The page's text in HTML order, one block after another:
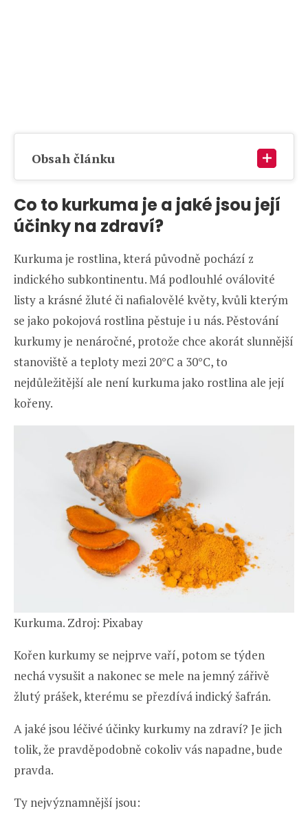
Obsah článku
Co to kurkuma je a jaké jsou její
účinky na zdraví?
Kurkuma je rostlina, která původně pochází z
indického subkontinentu. Má podlouhlé oválovité
listy a krásné žluté či nafialovělé květy, kvůli kterým
se jako pokojová rostlina pěstuje i u nás. Pěstování
kurkumy je nenáročné, protože chce akorát slunnější
stanoviště a teploty mezi 20°C a 30°C, to
nejdůležitější ale není kurkuma jako rostlina ale její
kořeny.
Kurkuma. Zdroj: Pixabay
Kořen kurkumy se nejprve vaří, potom se týden
nechá vysušit a nakonec se mele na jemný zářivě
žlutý prášek, kterému se přezdívá indický šafrán.
A jaké jsou léčivé účinky kurkumy na zdraví? Je jich
tolik, že pravděpodobně cokoliv vás napadne, bude
pravda.
Ty nejvýznamnější jsou: